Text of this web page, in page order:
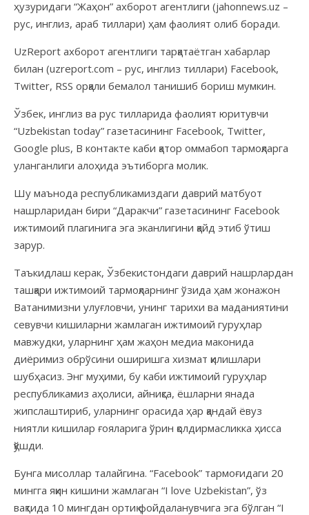
ҳузуридаги “Жаҳон” ахборот агентлиги (jahonnews.uz –
рус, инглиз, араб тиллари) ҳам фаолият олиб боради.
UzReport ахборот агентлиги тарқатаётган хабарлар
билан (uzreport.com – рус, инглиз тиллари) Facebook,
Twitter, RSS орқали бемалол танишиб бориш мумкин.
Ўзбек, инглиз ва рус тилларида фаолият юритувчи
“Uzbekistan today” газетасининг Facebook, Twitter,
Google plus, В контакте каби қатор оммабоп тармоқларга
уланганлиги алоҳида эътиборга молик.
Шу маънода республикамиздаги даврий матбуот
нашрларидан бири “Даракчи” газетасининг Facebook
ижтимоий плагинига эга эканлигини қайд этиб ўтиш
зарур.
Таъкидлаш керак, Ўзбекистондаги даврий нашрлардан
ташқари ижтимоий тармоқларнинг ўзида ҳам жонажон
Ватанимизни улуғловчи, унинг тарихи ва маданиятини
севувчи кишиларни жамлаган ижтимоий гуруҳлар
мавжудки, уларнинг ҳам жаҳон медиа маконида
диёримиз обрўсини оширишга хизмат қилишлари
шубҳасиз. Энг муҳими, бу каби ижтимоий гуруҳлар
республикамиз аҳолиси, айниқса, ёшларни янада
жипслаштириб, уларнинг орасида ҳар қандай ёвуз
ниятли кишилар ғояларига ўрин қолдирмасликка ҳисса
қўшди.
Бунга мисоллар талайгина. “Facebook” тармоғидаги 20
мингга яқин кишини жамлаган “I love Uzbekistan”, ўз
вақтида 10 мингдан ортиқ фойдаланувчига эга бўлган “I